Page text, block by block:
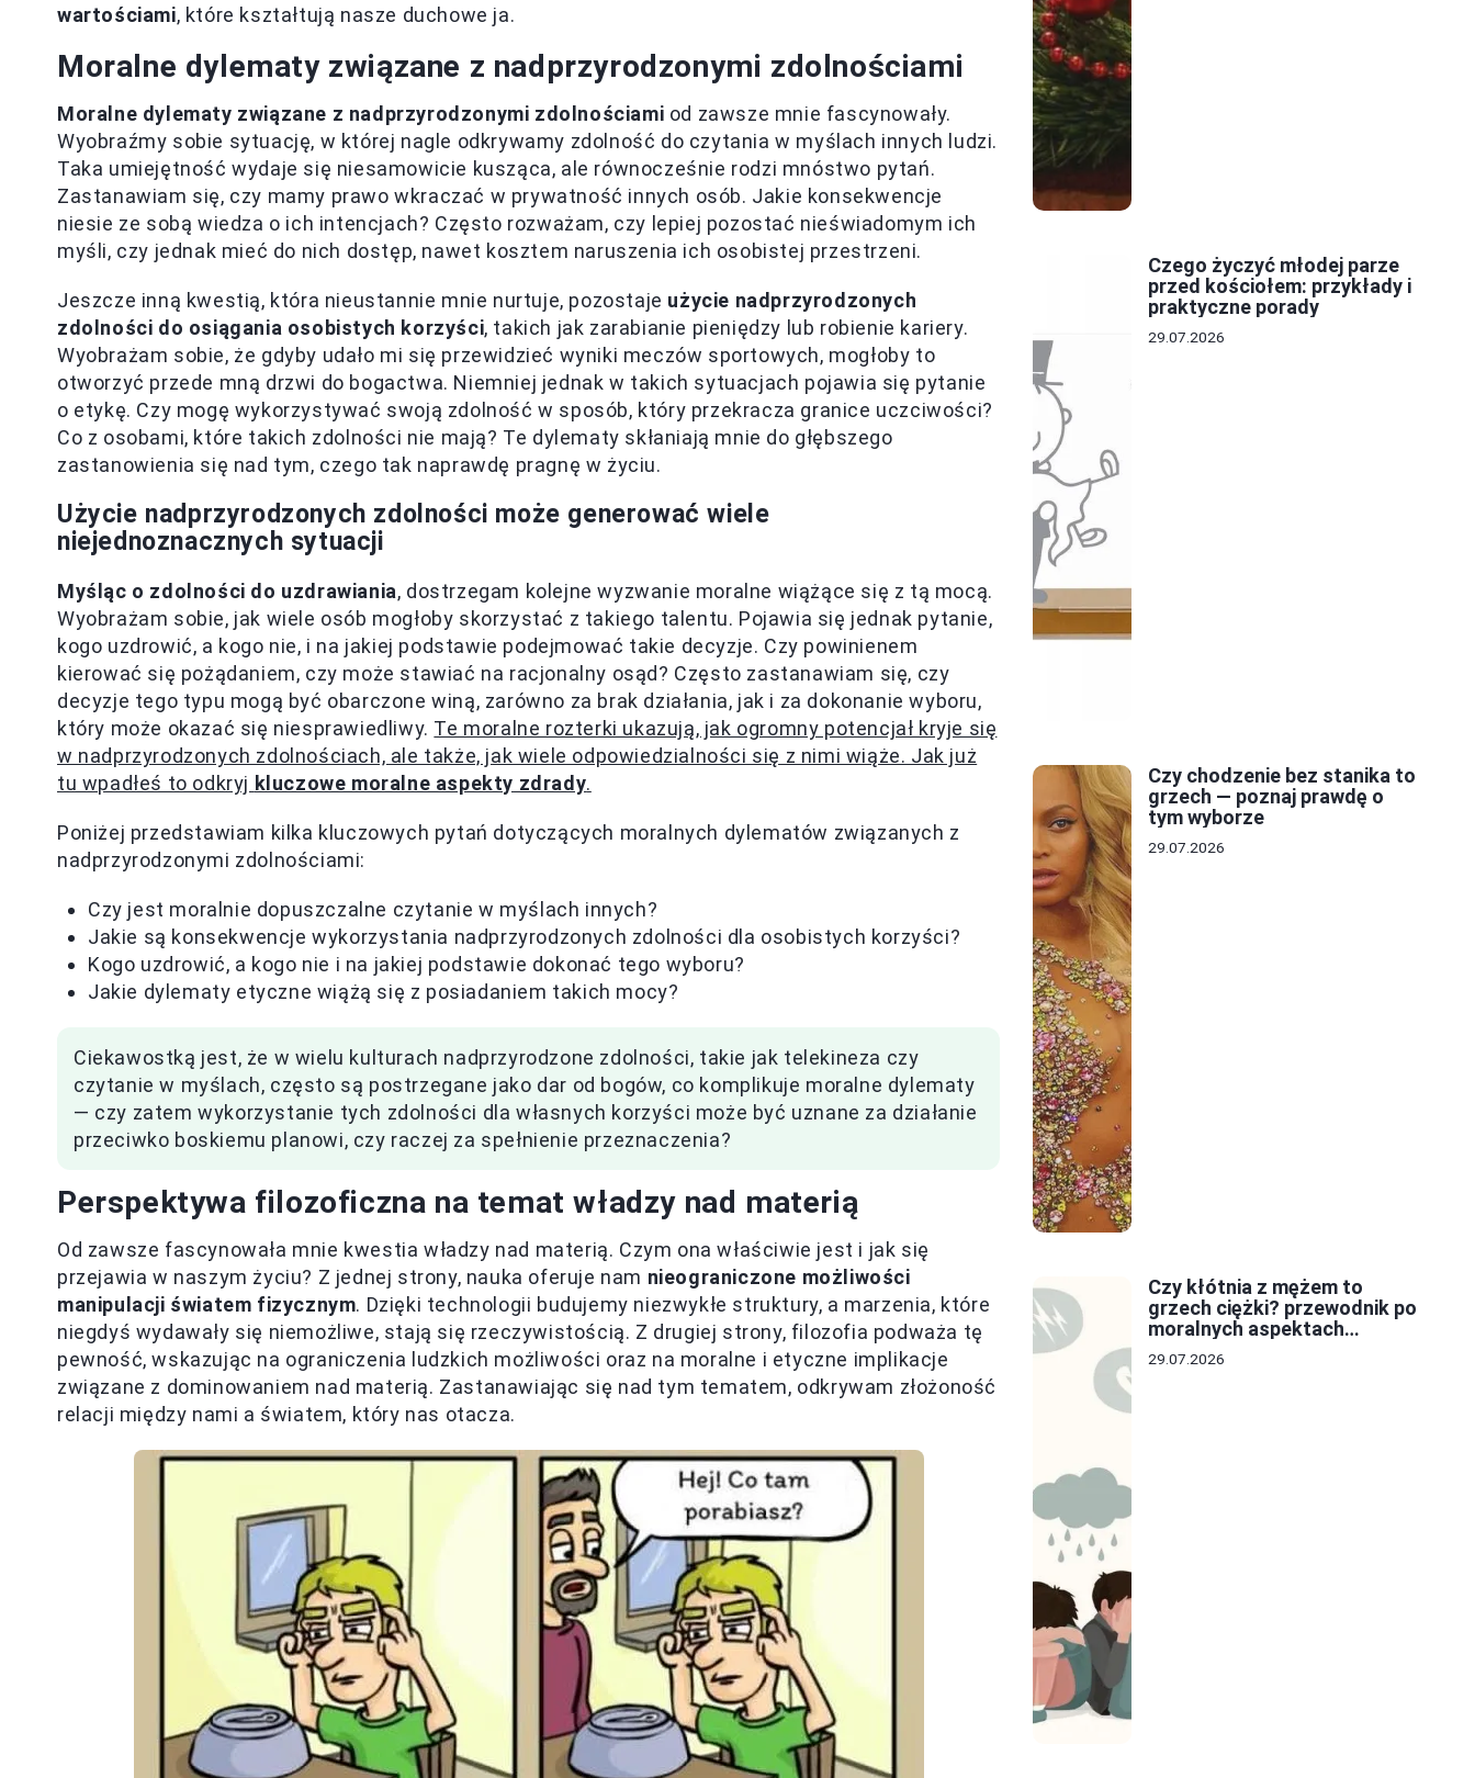
wartościami, które kształtują nasze duchowe ja.
Moralne dylematy związane z nadprzyrodzonymi zdolnościami
Moralne dylematy związane z nadprzyrodzonymi zdolnościami od zawsze mnie fascynowały.
Wyobraźmy sobie sytuację, w której nagle odkrywamy zdolność do czytania w myślach innych ludzi.
Taka umiejętność wydaje się niesamowicie kusząca, ale równocześnie rodzi mnóstwo pytań.
Zastanawiam się, czy mamy prawo wkraczać w prywatność innych osób. Jakie konsekwencje
niesie ze sobą wiedza o ich intencjach? Często rozważam, czy lepiej pozostać nieświadomym ich
myśli, czy jednak mieć do nich dostęp, nawet kosztem naruszenia ich osobistej przestrzeni.
Jeszcze inną kwestią, która nieustannie mnie nurtuje, pozostaje użycie nadprzyrodzonych
zdolności do osiągania osobistych korzyści, takich jak zarabianie pieniędzy lub robienie kariery.
Wyobrażam sobie, że gdyby udało mi się przewidzieć wyniki meczów sportowych, mogłoby to
otworzyć przede mną drzwi do bogactwa. Niemniej jednak w takich sytuacjach pojawia się pytanie
o etykę. Czy mogę wykorzystywać swoją zdolność w sposób, który przekracza granice uczciwości?
Co z osobami, które takich zdolności nie mają? Te dylematy skłaniają mnie do głębszego
zastanowienia się nad tym, czego tak naprawdę pragnę w życiu.
Użycie nadprzyrodzonych zdolności może generować wiele
niejednoznacznych sytuacji
Myśląc o zdolności do uzdrawiania, dostrzegam kolejne wyzwanie moralne wiążące się z tą mocą.
Wyobrażam sobie, jak wiele osób mogłoby skorzystać z takiego talentu. Pojawia się jednak pytanie,
kogo uzdrowić, a kogo nie, i na jakiej podstawie podejmować takie decyzje. Czy powinienem
kierować się pożądaniem, czy może stawiać na racjonalny osąd? Często zastanawiam się, czy
decyzje tego typu mogą być obarczone winą, zarówno za brak działania, jak i za dokonanie wyboru,
który może okazać się niesprawiedliwy. Te moralne rozterki ukazują, jak ogromny potencjał kryje się
w nadprzyrodzonych zdolnościach, ale także, jak wiele odpowiedzialności się z nimi wiąże. Jak już
tu wpadłeś to odkryj kluczowe moralne aspekty zdrady.
Poniżej przedstawiam kilka kluczowych pytań dotyczących moralnych dylematów związanych z
nadprzyrodzonymi zdolnościami:
Czy jest moralnie dopuszczalne czytanie w myślach innych?
Jakie są konsekwencje wykorzystania nadprzyrodzonych zdolności dla osobistych korzyści?
Kogo uzdrowić, a kogo nie i na jakiej podstawie dokonać tego wyboru?
Jakie dylematy etyczne wiążą się z posiadaniem takich mocy?
Ciekawostką jest, że w wielu kulturach nadprzyrodzone zdolności, takie jak telekineza czy
czytanie w myślach, często są postrzegane jako dar od bogów, co komplikuje moralne dylematy
— czy zatem wykorzystanie tych zdolności dla własnych korzyści może być uznane za działanie
przeciwko boskiemu planowi, czy raczej za spełnienie przeznaczenia?
Perspektywa filozoficzna na temat władzy nad materią
Od zawsze fascynowała mnie kwestia władzy nad materią. Czym ona właściwie jest i jak się
przejawia w naszym życiu? Z jednej strony, nauka oferuje nam nieograniczone możliwości
manipulacji światem fizycznym. Dzięki technologii budujemy niezwykłe struktury, a marzenia, które
niegdyś wydawały się niemożliwe, stają się rzeczywistością. Z drugiej strony, filozofia podważa tę
pewność, wskazując na ograniczenia ludzkich możliwości oraz na moralne i etyczne implikacje
związane z dominowaniem nad materią. Zastanawiając się nad tym tematem, odkrywam złożoność
relacji między nami a światem, który nas otacza.
Czego życzyć młodej parze
przed kościołem: przykłady i
praktyczne porady
29.07.2026
Czy chodzenie bez stanika to
grzech — poznaj prawdę o
tym wyborze
29.07.2026
Czy kłótnia z mężem to
grzech ciężki? przewodnik po
moralnych aspektach
konfliktów
29.07.2026